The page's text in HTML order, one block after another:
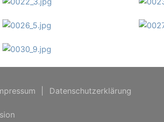
Datenschutzerklärung